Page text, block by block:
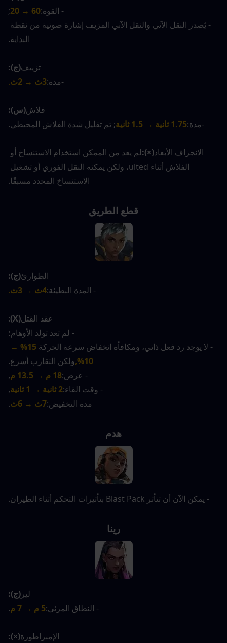
- القوة:60 → 20
;
البداية.
تزييف(ج):
-مدة:3ث → 2ث .
فلاش(س):
-مدة:1.75 ثانية → 1.5 ثانية ; تم تقليل شدة الفلاش المحيطي.
الانجراف الأبعاد(×):
الاستنساخ المحدد مسبقًا.
قطع الطريق
الطوارئ(ج):
- المدة البطيئة:4ث → 3ث .
عقد القتل(X)
:
- لم تعد تولد الأوهام؛
- لا يوجد رد فعل ذاتي، ومكافأة انخفاض سرعة الحركة
10%
,ولكن التقارب أسرع.
- عرض:18 م → 13.5 م
,
- وقت القاء:2 ثانية → 1 ثانية
,
مدة التخفيض:7ث → 6ث .
هدم
- يمكن الآن أن تتأثر Blast Pack بتأثيرات التحكم أثناء الطيران.
رينا
لير(ج):
- النطاق المرئي:5 م → 7 م .
الإمبراطورة(×):